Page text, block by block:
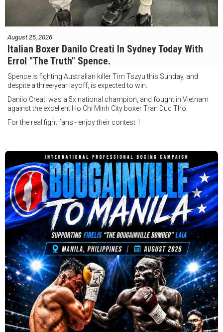
August 25, 2026
Italian Boxer Danilo Creati In Sydney Today With
Errol "The Truth" Spence.
Spence is fighting Australian killer Tim Tszyu this Sunday, and
despite a three-year layoff, is expected to win.
Danilo Creati was a 5x national champion, and fought in Vietnam
against the excellent Ho Chi Minh City boxer Tran Duc Tho.
For the real fight fans - enjoy their contest !